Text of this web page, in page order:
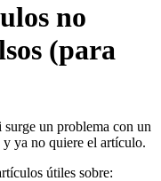
no
(para
surge un problema con un
ya no quiere el artículo.
útiles sobre: